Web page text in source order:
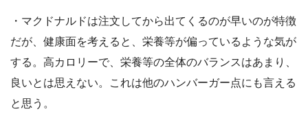
・マクドナルドは注文してから出てくるのが早いのが特徴
だが、健康面を考えると、栄養等が偏っているような気が
する。高カロリーで、栄養等の全体のバランスはあまり、
良いとは思えない。これは他のハンバーガー点にも言える
と思う。